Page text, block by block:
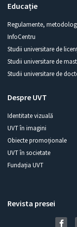
Educație
Regulamente,
InfoCentru
Studii universitare de
Studii universitare de
Studii universitare de
Despre UVT
Identitate vizuală
UVT în imagini
Obiecte promoționale
UVT în societate
Fundația UVT
Revista presei